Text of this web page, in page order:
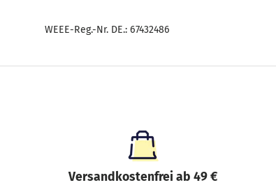
WEEE-Reg.-Nr. DE.: 67432486
Versandkostenfrei ab 49 €